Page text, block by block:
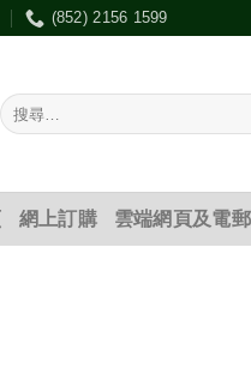
(852) 2156 1599
搜
尋：
網上訂購 雲端網頁及電